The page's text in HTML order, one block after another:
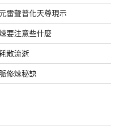
雷聲普化天尊現示
要注意些什麼
散流逝
修煉秘訣